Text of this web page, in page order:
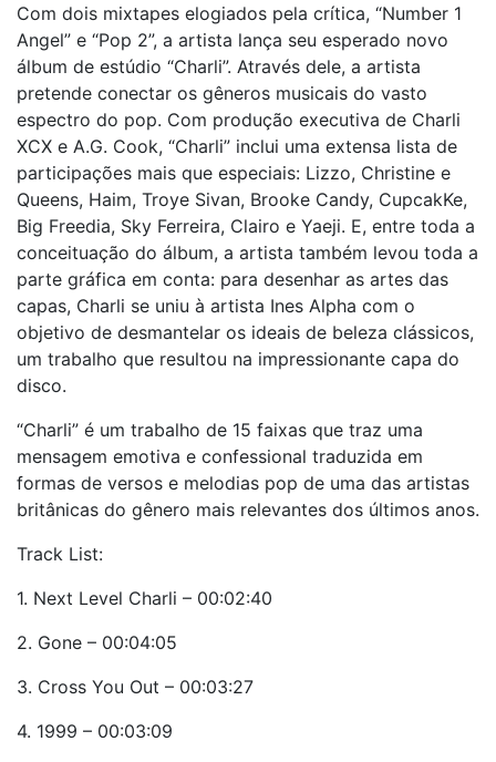
Com dois mixtapes elogiados pela crítica, “Number 1
Angel” e “Pop 2”, a artista lança seu esperado novo
álbum de estúdio “Charli”. Através dele, a artista
pretende conectar os gêneros musicais do vasto
espectro do pop. Com produção executiva de Charli
XCX e A.G. Cook, “Charli” inclui uma extensa lista de
participações mais que especiais: Lizzo, Christine e
Queens, Haim, Troye Sivan, Brooke Candy, CupcakKe,
Big Freedia, Sky Ferreira, Clairo e Yaeji. E, entre toda a
conceituação do álbum, a artista também levou toda a
parte gráfica em conta: para desenhar as artes das
capas, Charli se uniu à artista Ines Alpha com o
objetivo de desmantelar os ideais de beleza clássicos,
um trabalho que resultou na impressionante capa do
disco.
“Charli” é um trabalho de 15 faixas que traz uma
mensagem emotiva e confessional traduzida em
formas de versos e melodias pop de uma das artistas
britânicas do gênero mais relevantes dos últimos anos.
Track List:
1. Next Level Charli – 00:02:40
2. Gone – 00:04:05
3. Cross You Out – 00:03:27
4. 1999 – 00:03:09